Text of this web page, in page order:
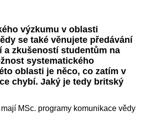
výzkumu v oblasti
se také věnujete předávání
a zkušeností studentům na
systematického
oblasti je něco, co zatím v
chybí. Jaký je tedy britský
MSc. programy komunikace vědy